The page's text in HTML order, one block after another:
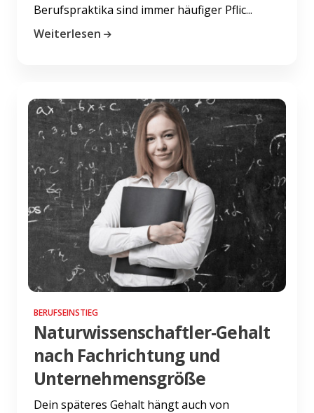
Berufspraktika sind immer häufiger Pflic...
Weiterlesen
BERUFSEINSTIEG
Naturwissenschaftler-Gehalt
nach Fachrichtung und
Unternehmensgröße
Dein späteres Gehalt hängt auch von